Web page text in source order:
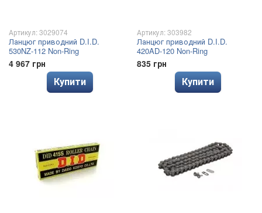
Артикул: 3029074
Ланцюг приводний D.I.D.
530NZ-112 Non-Ring
4 967 грн
Купити
Артикул: 303982
Ланцюг приводний D.I.D.
420AD-120 Non-Ring
835 грн
Купити